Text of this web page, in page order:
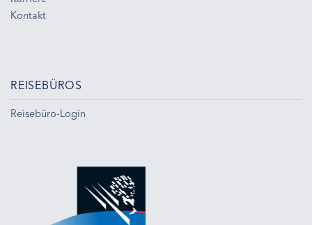
Kontakt
REISEBÜROS
Reisebüro-Login